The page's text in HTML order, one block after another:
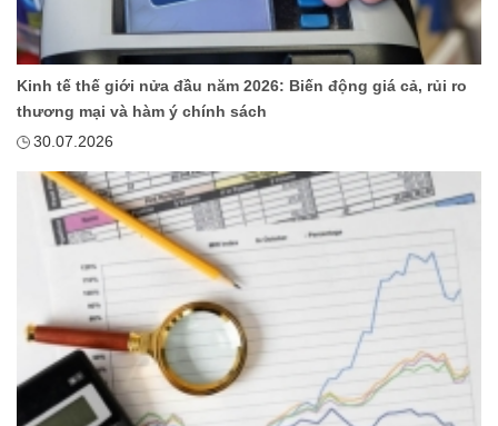
Kinh tế thế giới nửa đầu năm 2026: Biến động giá cả, rủi ro
thương mại và hàm ý chính sách
30.07.2026